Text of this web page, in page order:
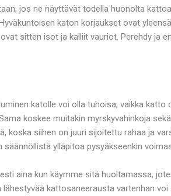
jos ne näyttävät todella huonolta
katon korjaukset ovat
sitten isot ja kalliit vauriot. Perehdy ja
katolle voi olla tuhoisa, vaikka katto
koskee muitakin myrskyvahinkoja
siihen on juuri sijoitettu rahaa ja
ylläpitoa pysyäkseenkin
aina kun käymme sitä huoltamassa,
kattosaneerausta vartenhan voi